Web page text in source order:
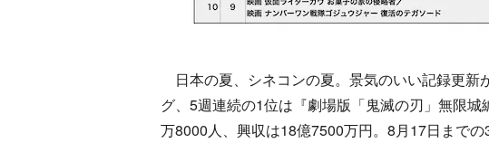
日本の夏、シネコンの夏。景気のいい記録更新
グ、5週連続の1位は『劇場版「鬼滅の刃」無限
万8000人、興収は18億7500万円。8月17日まで